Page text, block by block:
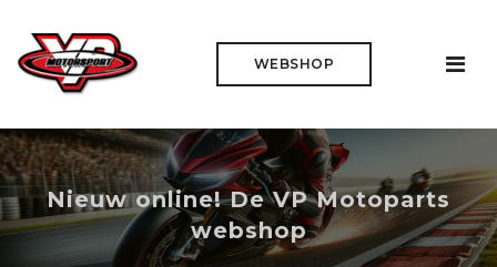
WEBSHOP
Nieuw online! De VP Motoparts
webshop